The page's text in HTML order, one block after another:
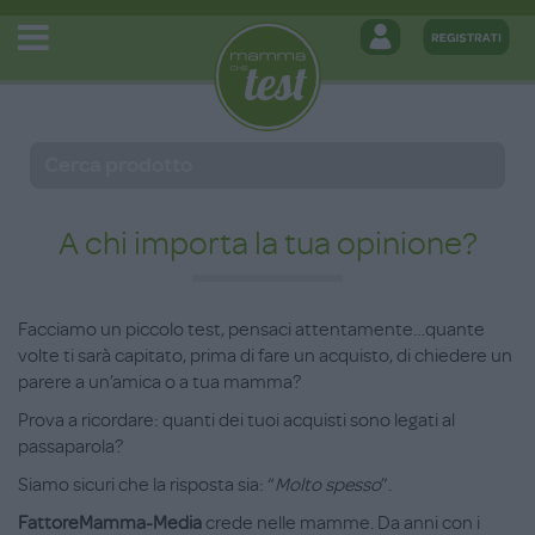
A chi importa la tua opinione?
Facciamo un piccolo test, pensaci attentamente…quante
volte ti sarà capitato, prima di fare un acquisto, di chiedere un
parere a un’amica o a tua mamma?
Prova a ricordare: quanti dei tuoi acquisti sono legati al
passaparola?
Siamo sicuri che la risposta sia: “Molto spesso”.
FattoreMamma-Media crede nelle mamme. Da anni con i